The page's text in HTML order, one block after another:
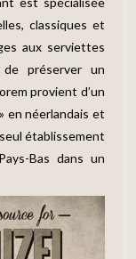
classiques et
aux serviettes
de préserver un
provient d’un
en néerlandais et
seul établissement
Bas dans un